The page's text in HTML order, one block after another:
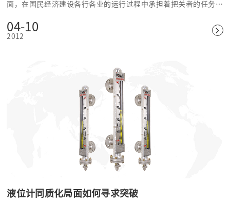
面，在国民经济建设各行各业的运行过程中承担着把关者的任务。
良好的市场需求和巨大的发展潜力。下面是关于浮球液位计等仪器
仪表的应用环境分析。
04-10
2012
液位计同质化局面如何寻求突破